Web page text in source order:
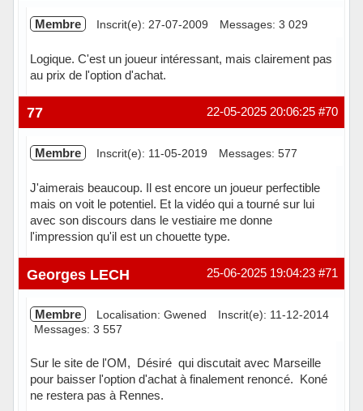
Membre Inscrit(e): 27-07-2009 Messages: 3 029
Logique. C'est un joueur intéressant, mais clairement pas
au prix de l'option d'achat.
Hors ligne #70
22-05-2025 20:06:25
77
Membre Inscrit(e): 11-05-2019 Messages: 577
J'aimerais beaucoup. Il est encore un joueur perfectible
mais on voit le potentiel. Et la vidéo qui a tourné sur lui
avec son discours dans le vestiaire me donne
l'impression qu'il est un chouette type.
Hors ligne #71
25-06-2025 19:04:23
Georges LECH
Membre Localisation: Gwened
Inscrit(e): 11-12-2014
Messages: 3 557
Sur le site de l'OM, Désiré qui discutait avec Marseille
pour baisser l'option d'achat à finalement renoncé. Koné
ne restera pas à Rennes.